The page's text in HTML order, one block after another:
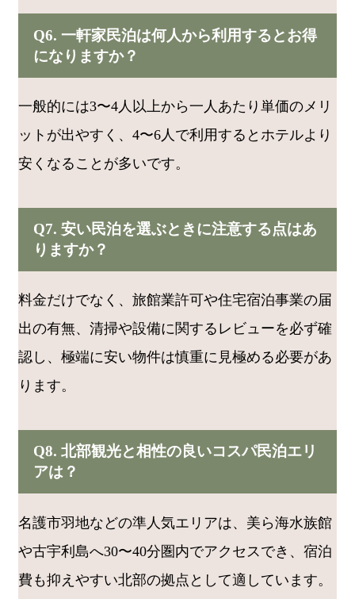
Q6. 一軒家民泊は何人から利用するとお得
になりますか？
一般的には3〜4人以上から一人あたり単価のメリ
ットが出やすく、4〜6人で利用するとホテルより
安くなることが多いです。
Q7. 安い民泊を選ぶときに注意する点はあ
りますか？
料金だけでなく、旅館業許可や住宅宿泊事業の届
出の有無、清掃や設備に関するレビューを必ず確
認し、極端に安い物件は慎重に見極める必要があ
ります。
Q8. 北部観光と相性の良いコスパ民泊エリ
アは？
名護市羽地などの準人気エリアは、美ら海水族館
や古宇利島へ30〜40分圏内でアクセスでき、宿泊
費も抑えやすい北部の拠点として適しています。